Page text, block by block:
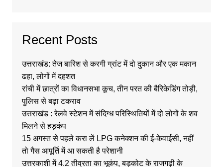
Recent Posts
उत्तराखंड: तेज बारिश से करगी ग्रांट में दो दुकान और एक मकान
ढहा, लोगों में दहशत
रांची में छात्रों का विधानसभा कूच, तीन परत की बैरिकेडिंग तोड़ी,
पुलिस से बढ़ा टकराव
उत्तराखंड : रेलवे स्टेशन में संदिग्ध परिस्थितियों में दो लोगों के शव
मिलने से हड़कंप
15 अगस्त से पहले करा लें LPG कनेक्शन की ई-केवाईसी, नहीं
तो गैस आपूर्ति में आ सकती है परेशानी
उत्तरकाशी में 4.2 तीव्रता का भूकंप, बड़कोट के राजगढ़ी के